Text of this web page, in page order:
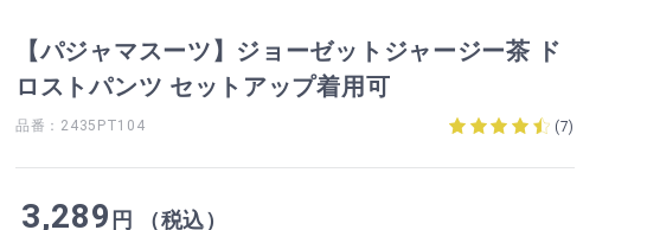
【パジャマスーツ】ジョーゼットジャージー茶 ド
ロストパンツ セットアップ着用可
品番：2435PT104 (7)
3,289 円 （税込）